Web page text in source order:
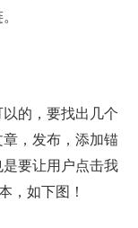
的，要找出几个
，发布，添加锚
要让用户点击我
，如下图！